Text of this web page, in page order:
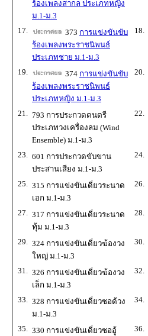
ร้องเพลงสากล ประเภทหญิง
ม.1-ม.3
17.
373 การแข่งขันขับ
ร้องเพลงพระราชนิพนธ์
ประเภทชาย ม.1-ม.3
18.
19.
374 การแข่งขันขับ
ร้องเพลงพระราชนิพนธ์
ประเภทหญิง ม.1-ม.3
20.
21. 793 การประกวดดนตรี
ประเภทวงเครื่องลม (Wind
Ensemble) ม.1-ม.3
22.
23. 601 การประกวดขับขาน
ประสานเสียง ม.1-ม.3
24.
25. 315 การแข่งขันเดี่ยวระนาด
เอก ม.1-ม.3
26.
27. 317 การแข่งขันเดี่ยวระนาด
ทุ้ม ม.1-ม.3
28.
29. 324 การแข่งขันเดี่ยวฆ้องวง
ใหญ่ ม.1-ม.3
30.
31. 326 การแข่งขันเดี่ยวฆ้องวง
เล็ก ม.1-ม.3
32.
33. 328 การแข่งขันเดี่ยวซอด้วง
ม.1-ม.3
34.
35. 330 การแข่งขันเดี่ยวซออู้
36.